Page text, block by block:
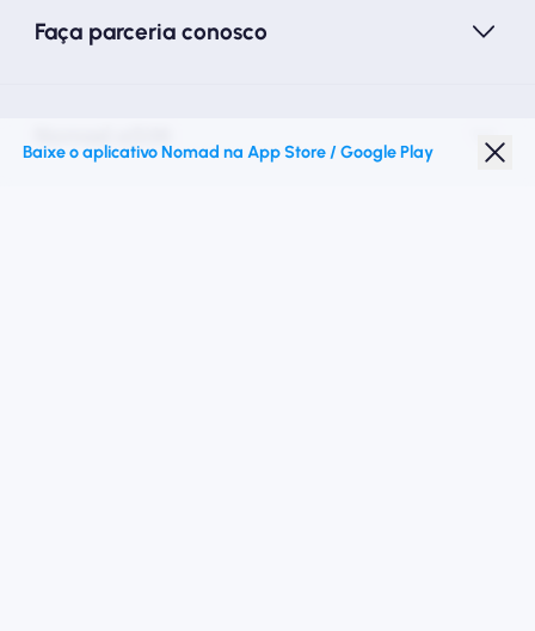
Faça parceria conosco
Baixe o aplicativo Nomad na App Store / Google Play